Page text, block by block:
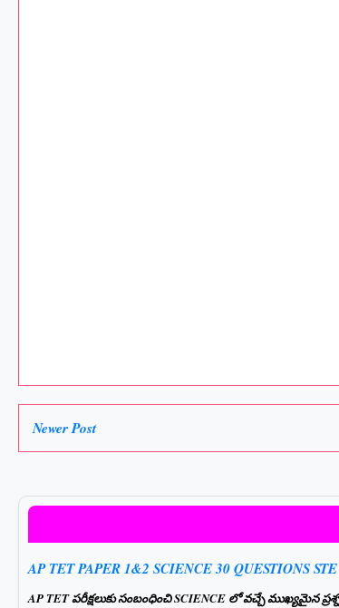
Newer Post
AP TET PAPER 1&2 SCIENCE 30 QUESTIONS
AP TET పరీక్షలుకు సంబంధించి SCIENCE లో వచ్చే ముఖ్యమైన